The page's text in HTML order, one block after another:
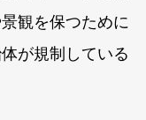
観を保つために
が規制している